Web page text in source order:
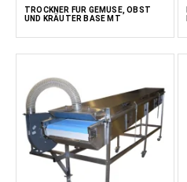
TROCKNER FÜR GEMÜSE, OBST
UND KRÄUTER BASE MT